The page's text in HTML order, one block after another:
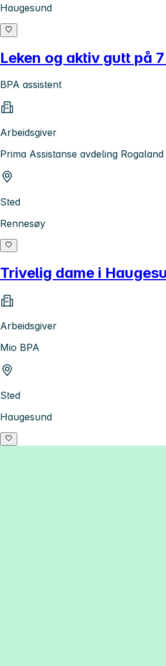
Haugesund
Leken og aktiv gutt på
BPA assistent
Arbeidsgiver
Prima Assistanse avdeling Rogaland
Sted
Rennesøy
Trivelig dame i
Arbeidsgiver
Mio BPA
Sted
Haugesund